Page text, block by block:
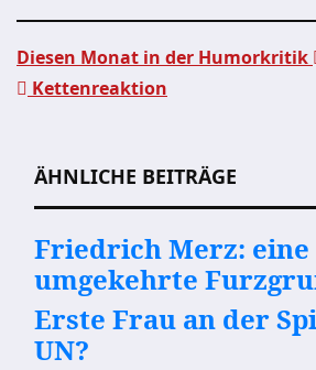
Diesen Monat in der Humorkritik
Kettenreaktion
ÄHNLICHE BEITRÄGE
Friedrich Merz: eine
umgekehrte
Erste Frau an der
UN?